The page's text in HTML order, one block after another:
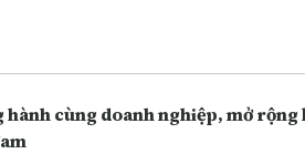
hành cùng doanh nghiệp, mở